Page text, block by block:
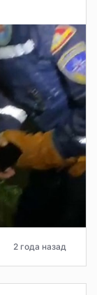
2 года назад